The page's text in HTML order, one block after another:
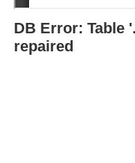
DB Error: Table
repaired